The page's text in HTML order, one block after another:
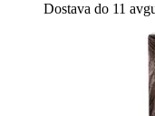
Dostava do 11